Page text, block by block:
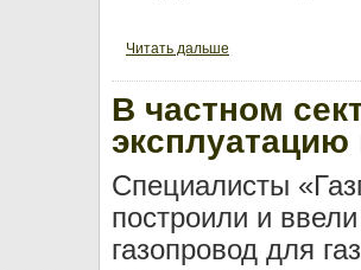
Читать дальше
В частном
эксплуатацию
Специалисты
построили и
газопровод для